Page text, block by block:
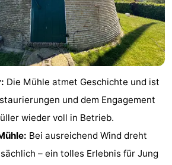
Die Mühle atmet Geschichte und ist
und dem Engagement
wieder voll in Betrieb.
Bei ausreichend Wind dreht
– ein tolles Erlebnis für Jung